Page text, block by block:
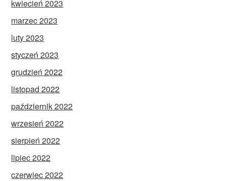
kwiecień 2023
marzec 2023
luty 2023
styczeń 2023
grudzień 2022
listopad 2022
październik 2022
wrzesień 2022
sierpień 2022
lipiec 2022
czerwiec 2022